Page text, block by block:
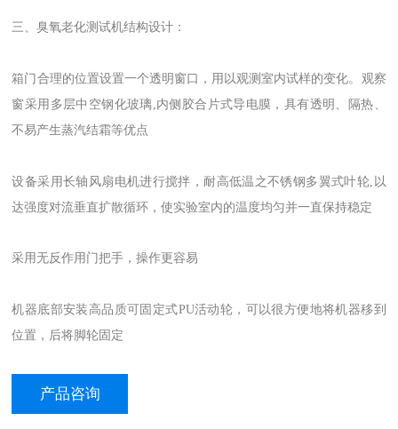
三、臭氧老化测试机结构设计：
箱门合理的位置设置一个透明窗口，用以观测室内试样的变化。观察
窗采用多层中空钢化玻璃,内侧胶合片式导电膜，具有透明、隔热、
不易产生蒸汽结霜等优点
设备采用长轴风扇电机进行搅拌，耐高低温之不锈钢多翼式叶轮,以
达强度对流垂直扩散循环，使实验室内的温度均匀并一直保持稳定
采用无反作用门把手，操作更容易
机器底部安装高品质可固定式PU活动轮，可以很方便地将机器移到
位置，后将脚轮固定
产品咨询